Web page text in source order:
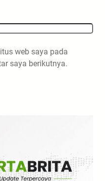
web saya pada
saya berikutnya.